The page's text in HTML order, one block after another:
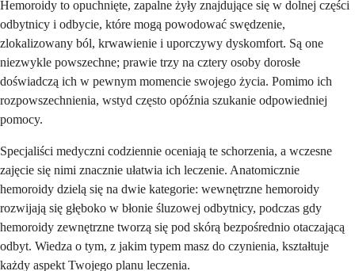
Hemoroidy to opuchnięte, zapalne żyły znajdujące się w dolnej części
odbytnicy i odbycie, które mogą powodować swędzenie,
zlokalizowany ból, krwawienie i uporczywy dyskomfort. Są one
niezwykle powszechne; prawie trzy na cztery osoby dorosłe
doświadczą ich w pewnym momencie swojego życia. Pomimo ich
rozpowszechnienia, wstyd często opóźnia szukanie odpowiedniej
pomocy.
Specjaliści medyczni codziennie oceniają te schorzenia, a wczesne
zajęcie się nimi znacznie ułatwia ich leczenie. Anatomicznie
hemoroidy dzielą się na dwie kategorie: wewnętrzne hemoroidy
rozwijają się głęboko w błonie śluzowej odbytnicy, podczas gdy
hemoroidy zewnętrzne tworzą się pod skórą bezpośrednio otaczającą
odbyt. Wiedza o tym, z jakim typem masz do czynienia, kształtuje
każdy aspekt Twojego planu leczenia.